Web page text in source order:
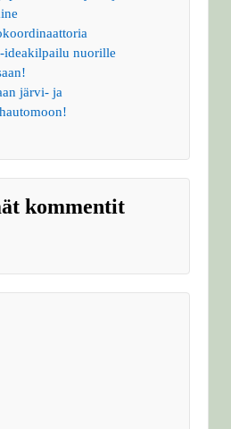
ideakilpailu nuorille
järvi- ja
kommentit